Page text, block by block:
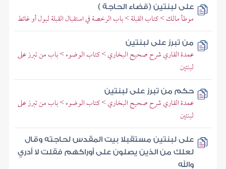
على لبنتين (قضاء الحاجة )
موطأ مالك > كتاب القبلة > باب الرخصة في استقبال القبلة لبول أو غائط
من تبرز على لبنتين
عمدة القاري شرح صحيح البخاري > كتاب الوضوء > باب من تبرز على
لبنتين
حكم من تبرز على لبنتين
عمدة القاري شرح صحيح البخاري > كتاب الوضوء > باب من تبرز على
لبنتين
على لبنتين مستقبلا بيت المقدس لحاجته وقال
لعلك من الذين يصلون على أوراكهم فقلت لا أدري
والله